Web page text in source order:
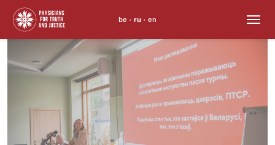
to
content
be • ru • en